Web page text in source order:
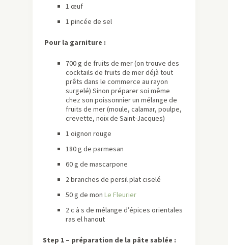
1 œuf
1 pincée de sel
Pour la garniture :
700 g de fruits de mer (on trouve des
cocktails de fruits de mer déjà tout
prêts dans le commerce au rayon
surgelé) Sinon préparer soi même
chez son poissonnier un mélange de
fruits de mer (moule, calamar, poulpe,
crevette, noix de Saint-Jacques)
1 oignon rouge
180 g de parmesan
60 g de mascarpone
2 branches de persil plat ciselé
50 g de mon Le Fleurier
2 c à s de mélange d’épices orientales
ras el hanout
Step 1 – préparation de la pâte sablée :